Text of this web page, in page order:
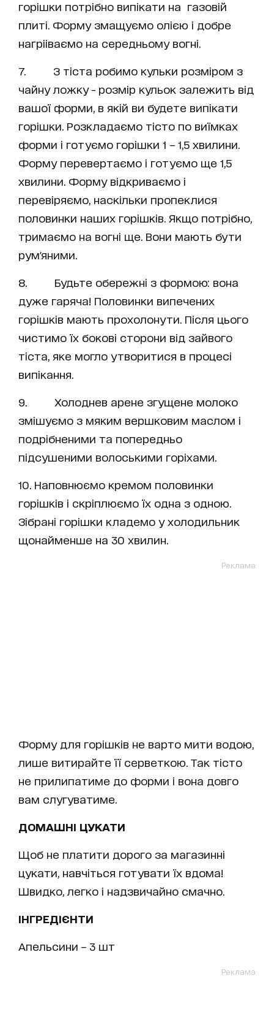
горішки потрібно випікати на газовій
плиті. Форму змащуємо олією і добре
нагрііваємо на середньому вогні.
7. З тіста робимо кульки розміром з
чайну ложку - розмір кульок залежить від
вашої форми, в якій ви будете випікати
горішки. Розкладаємо тісто по виїмках
форми і готуємо горішки 1 – 1,5 хвилини.
Форму перевертаємо і готуємо ще 1,5
хвилини. Форму відкриваємо і
перевіряємо, наскільки пропеклися
половинки наших горішків. Якщо потрібно,
тримаємо на вогні ще. Вони мають бути
рум'яними.
8. Будьте обережні з формою: вона
дуже гаряча! Половинки випечених
горішків мають прохолонути. Після цього
чистимо їх бокові сторони від зайвого
тіста, яке могло утворитися в процесі
випікання.
9. Холоднев арене згущене молоко
змішуємо з мяким вершковим маслом і
подрібненими та попередньо
підсушеними волоськими горіхами.
10. Наповнюємо кремом половинки
горішків і скріплюємо їх одна з одною.
Зібрані горішки кладемо у холодильник
щонайменше на 30 хвилин.
Реклама
Форму для горішків не варто мити водою,
лише витирайте її серветкою. Так тісто
не прилипатиме до форми і вона довго
вам слугуватиме.
ДОМАШНІ ЦУКАТИ
Щоб не платити дорого за магазинні
цукати, навчіться готувати їх вдома!
Швидко, легко і надзвичайно смачно.
ІНГРЕДІЄНТИ
Апельсини – 3 шт
Реклама